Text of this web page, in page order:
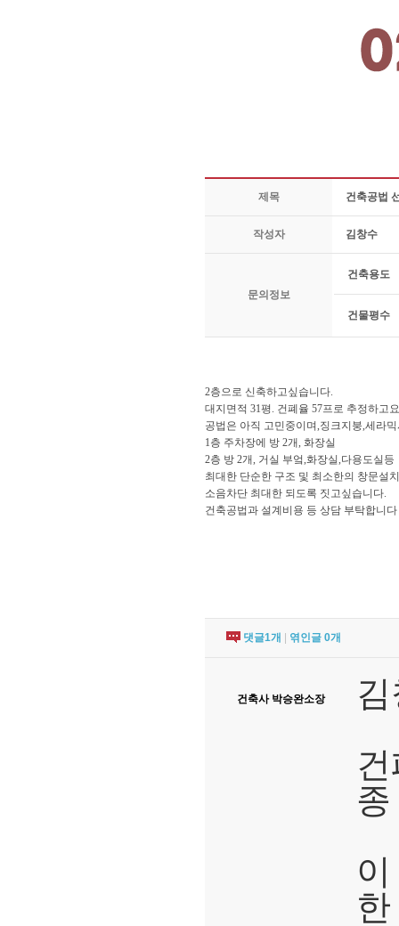
제목 건축공법
작성자 김창수
문의정보
건축용도
건물평수
2층으로 신축하고싶습니다.
대지면적 31평. 건폐율 57프로 추정하고요
공법은 아직 고민중이며,징크지붕,세라
1층 주차장에 방 2개, 화장실
2층 방 2개, 거실 부엌,화장실,다용도실등
최대한 단순한 구조 및 최소한의 창문설치
소음차단 최대한 되도록 짓고싶습니다.
건축공법과 설계비용 등 상담 부탁합니다
댓글1개 엮인글 0개